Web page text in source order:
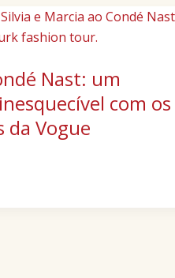
Nast: um
com os
da Vogue